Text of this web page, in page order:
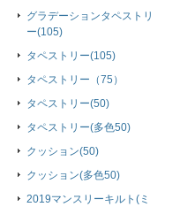
グラデーションタペストリ
ー(105)
タペストリー(105)
タペストリー（75）
タペストリー(50)
タペストリー(多色50)
クッション(50)
クッション(多色50)
2019マンスリーキルト(ミ